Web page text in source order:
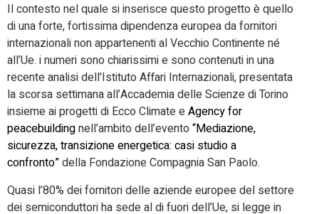
Il contesto nel quale si inserisce questo progetto è quello
di una forte, fortissima dipendenza europea da fornitori
internazionali non appartenenti al Vecchio Continente né
all’Ue. i numeri sono chiarissimi e sono contenuti in una
recente analisi dell’Istituto Affari Internazionali, presentata
la scorsa settimana all’Accademia delle Scienze di Torino
insieme ai progetti di Ecco Climate eAgency for
peacebuildingnell’ambito dell’evento“Mediazione,
sicurezza, transizione energetica: casi studio a
confronto”della Fondazione Compagnia San Paolo.
Quasi l’80% dei fornitori delle aziende europee del settore
dei semiconduttori ha sede al di fuori dell’Ue, si legge in